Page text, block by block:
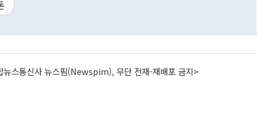
뉴스통신사 뉴스핌(Newspim), 무단 전재-재배포 금지>